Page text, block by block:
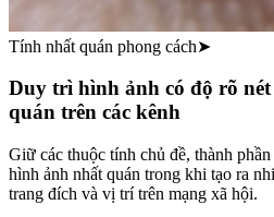
Tính nhất quán phong cách➤
Duy trì hình ảnh có độ rõ nét
quán trên các kênh
Giữ các thuộc tính chủ đề, thành
hình ảnh nhất quán trong khi tạo ra
trang đích và vị trí trên mạng xã hội.